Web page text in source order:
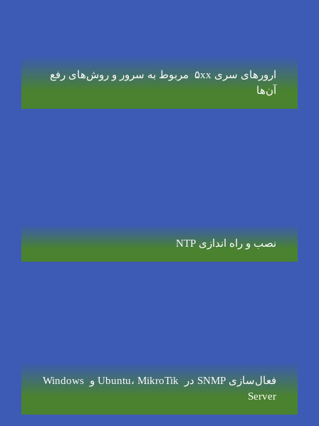
ارورهای سری ۵xx مربوط به سرور و روش‌های رفع
آن‌ها
نصب و راه اندازی NTP
فعال‌سازی SNMP در Ubuntu، MikroTik و Windows
Server